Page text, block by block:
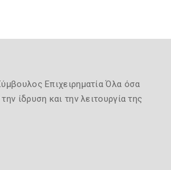
Επιχειρηματία Όλα όσα
ίδρυση και την λειτουργία της